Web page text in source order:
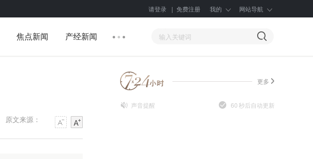
请登录 | 免费注册 我的 网站导航
焦点新闻 产经新闻
原文来源：
更多
声音提醒 60秒后自动更新